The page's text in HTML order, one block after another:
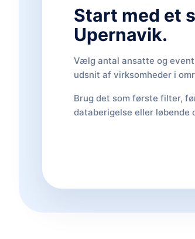
Start med et
Upernavik.
Vælg antal ansatte og
udsnit af virksomheder i
Brug det som første filter,
databerigelse eller løbende